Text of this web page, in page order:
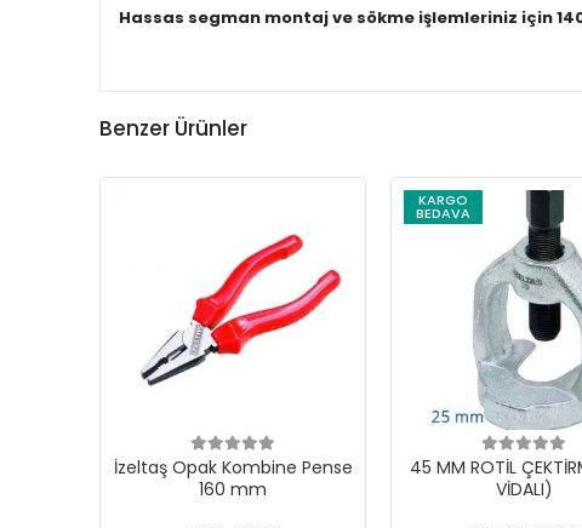
Hassas segman montaj ve sökme işlemleriniz için
Benzer Ürünler
İzeltaş Opak Kombine Pense
160 mm
KARGO
BEDAVA
45 MM ROTİL
VİDALI)